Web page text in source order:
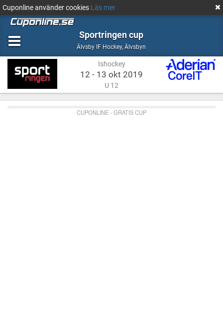
Cuponline använder cookies Läs mer
Sportringen cup
Älvsby IF Hockey,Ishockey
Älvsbyn
Ishockey
12 - 13 okt 2019
U 12
CUPONLINE - GRATIS CUP